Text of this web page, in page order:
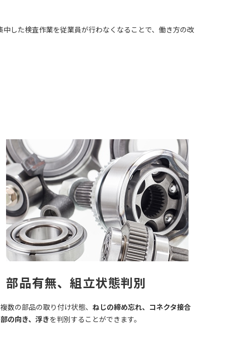
した検査作業を従業員が行わなくなることで、働き方の改
部品有無、組立状態判別
複数の部品の取り付け状態、 ねじの締め忘れ、コネクタ接合
部の向き、浮きを判別することができます。